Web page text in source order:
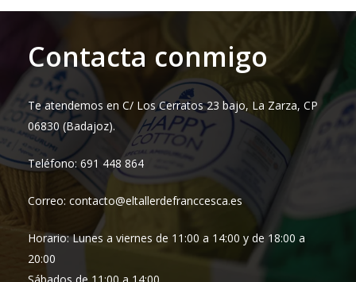
Contacta conmigo
Te atendemos en C/ Los Cerratos 23 bajo, La Zarza, CP
06830 (Badajoz).
Teléfono: 691 448 864
Correo: contacto@eltallerdefranccesca.es
Horario: Lunes a viernes de 11:00 a 14:00 y de 18:00 a
20:00